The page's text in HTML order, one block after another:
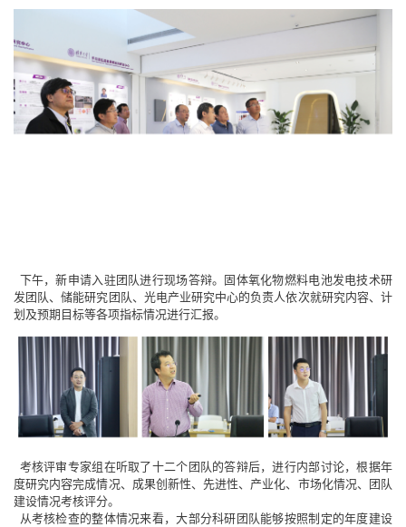
下午，新申请入驻团队进行现场答辩。固体氧化物燃料电池发电技术研
发团队、储能研究团队、光电产业研究中心的负责人依次就研究内容、计
划及预期目标等各项指标情况进行汇报。
考核评审专家组在听取了十二个团队的答辩后，进行内部讨论，根据年
度研究内容完成情况、成果创新性、先进性、产业化、市场化情况、团队
建设情况考核评分。
从考核检查的整体情况来看，大部分科研团队能够按照制定的年度建设